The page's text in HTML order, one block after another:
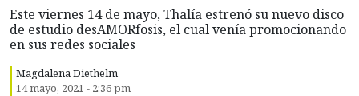
Este viernes 14 de mayo, Thalía estrenó su nuevo disco
de estudio desAMORfosis, el cual venía promocionando
en sus redes sociales
Magdalena Diethelm
14 mayo, 2021 - 2:36 pm